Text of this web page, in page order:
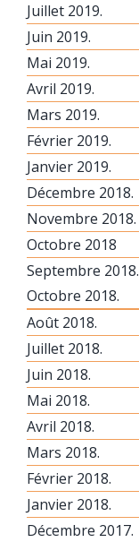
Juillet 2019.
Juin 2019.
Mai 2019.
Avril 2019.
Mars 2019.
Février 2019.
Janvier 2019.
Décembre 2018.
Novembre 2018.
Octobre 2018
Septembre 2018.
Octobre 2018.
Août 2018.
Juillet 2018.
Juin 2018.
Mai 2018.
Avril 2018.
Mars 2018.
Février 2018.
Janvier 2018.
Décembre 2017.